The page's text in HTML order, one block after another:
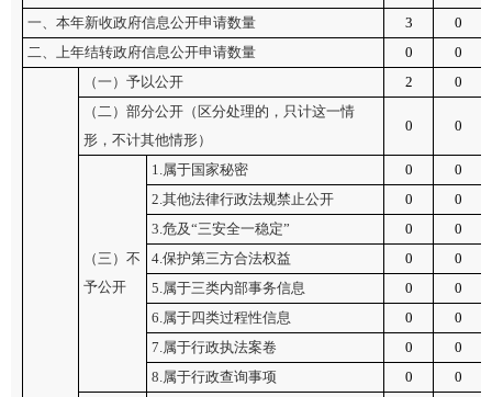
一、本年新收政府信息公开申请数量 3
0
二、上年结转政府信息公开申请数量
0 0
（一）予以公开 2
0
（二）部分公开（区分处理的，只计这一情
形，不计其他情形）
0 0
（三）不
予公开
1.属于国家秘密 0
0
2.其他法律行政法规禁止公开
0
0
3.危及“三安全一稳定”
0
0
4.保护第三方合法权益
0
0
5.属于三类内部事务信息
0
0
6.属于四类过程性信息
0
0
7.属于行政执法案卷
0
0
8.属于行政查询事项
0 0